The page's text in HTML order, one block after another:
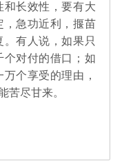
和长效性，要有大
，急功近利，揠苗
有人说，如果只
个对付的借口；如
个享受的理由，
苦尽甘来。